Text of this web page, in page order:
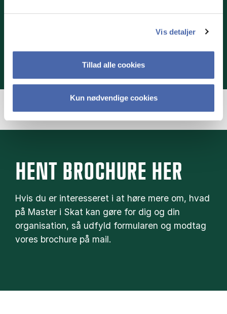
Vis detaljer
Tillad alle cookies
Kun nødvendige cookies
HENT BROCHURE HER
Hvis du er interesseret i at høre mere om, hvad
på Master i Skat kan gøre for dig og din
organisation, så udfyld formularen og modtag
vores brochure på mail.